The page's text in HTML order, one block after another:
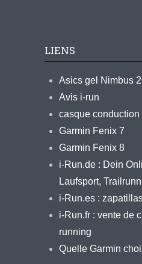
LIENS
Asics gel Nimbus
Avis i-run
casque conduction
Garmin Fenix 7
Garmin Fenix 8
i-Run.de : Dein
Laufsport,
i-Run.es :
i-Run.fr : vente de
running
Quelle Garmin